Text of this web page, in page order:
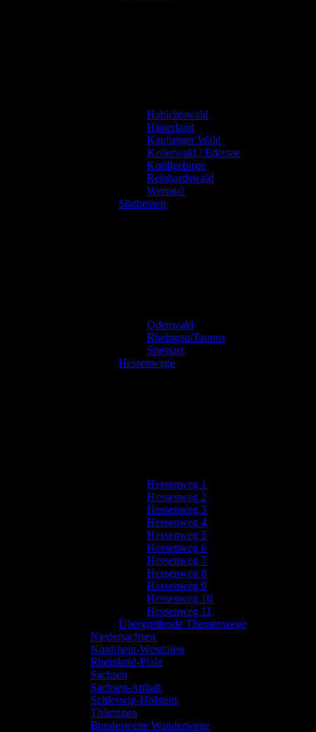
Habichtswald
Hinterland
Kaufunger Wald
Kellerwald / Edersee
Knüllgebirge
Reinhardswald
Werratal
Südhessen
Odenwald
Rheingau/Taunus
Spessart
Hessenwege
Hessenweg 1
Hessenweg 2
Hessenweg 3
Hessenweg 4
Hessenweg 5
Hessenweg 6
Hessenweg 7
Hessenweg 8
Hessenweg 9
Hessenweg 10
Hessenweg 11
Übergreifende Themenwege
Niedersachsen
Nordrhein-Westfalen
Rheinland-Pfalz
Sachsen
Sachsen-Anhalt
Schleswig-Holstein
Thüringen
Bundesweite Wanderwege